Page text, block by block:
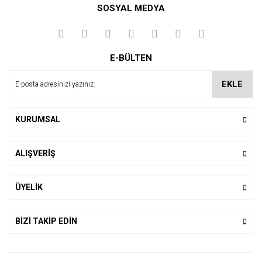
SOSYAL MEDYA
E-BÜLTEN
EKLE
KURUMSAL
ALIŞVERİŞ
ÜYELİK
BİZİ TAKİP EDİN